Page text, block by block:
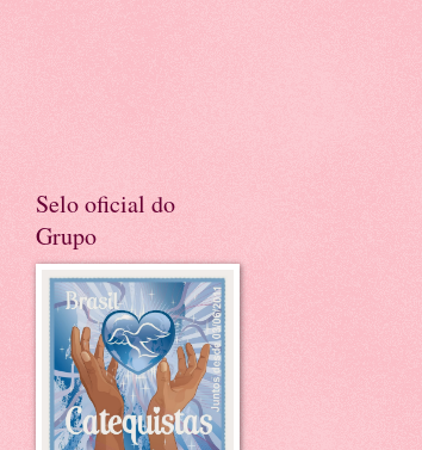
Selo oficial do
Grupo